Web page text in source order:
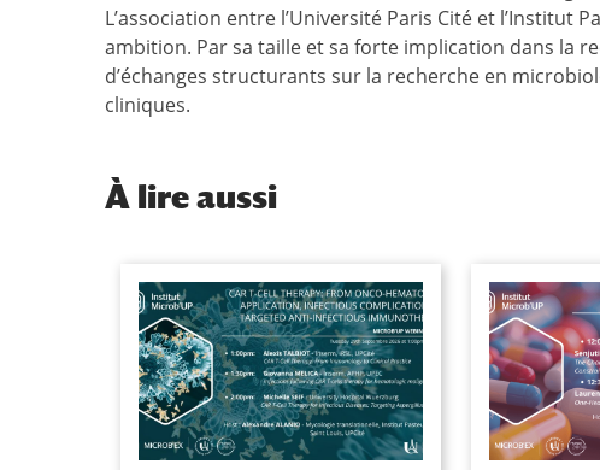
L’association entre l’Université Paris Cité et
ambition. Par sa taille et sa forte implication dans la
d’échanges structurants sur la recherche en
cliniques.
À lire aussi